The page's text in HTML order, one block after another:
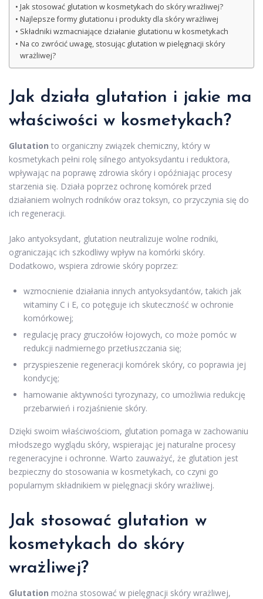
Jak stosować glutation w kosmetykach do skóry wrażliwej?
Najlepsze formy glutationu i produkty dla skóry wrażliwej
Składniki wzmacniające działanie glutationu w kosmetykach
Na co zwrócić uwagę, stosując glutation w pielęgnacji skóry
wrażliwej?
Jak działa glutation i jakie ma
właściwości w kosmetykach?
Glutation to organiczny związek chemiczny, który w
kosmetykach pełni rolę silnego antyoksydantu i reduktora,
wpływając na poprawę zdrowia skóry i opóźniając procesy
starzenia się. Działa poprzez ochronę komórek przed
działaniem wolnych rodników oraz toksyn, co przyczynia się do
ich regeneracji.
Jako antyoksydant, glutation neutralizuje wolne rodniki,
ograniczając ich szkodliwy wpływ na komórki skóry.
Dodatkowo, wspiera zdrowie skóry poprzez:
wzmocnienie działania innych antyoksydantów, takich jak
witaminy C i E, co potęguje ich skuteczność w ochronie
komórkowej;
regulację pracy gruczołów łojowych, co może pomóc w
redukcji nadmiernego przetłuszczania się;
przyspieszenie regeneracji komórek skóry, co poprawia jej
kondycję;
hamowanie aktywności tyrozynazy, co umożliwia redukcję
przebarwień i rozjaśnienie skóry.
Dzięki swoim właściwościom, glutation pomaga w zachowaniu
młodszego wyglądu skóry, wspierając jej naturalne procesy
regeneracyjne i ochronne. Warto zauważyć, że glutation jest
bezpieczny do stosowania w kosmetykach, co czyni go
popularnym składnikiem w pielęgnacji skóry wrażliwej.
Jak stosować glutation w
kosmetykach do skóry
wrażliwej?
Glutation można stosować w pielęgnacji skóry wrażliwej,